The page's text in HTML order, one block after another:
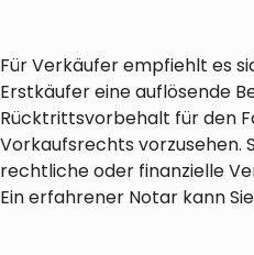
Für Verkäufer empfiehlt es
Erstkäufer eine auflösende
Rücktrittsvorbehalt für den
Vorkaufsrechts vorzusehen.
rechtliche oder finanzielle
Ein erfahrener Notar kann